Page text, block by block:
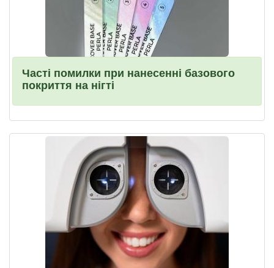
Часті помилки при нанесенні базового
покриття на нігті